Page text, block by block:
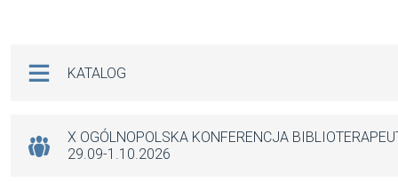
KATALOG
X OGÓLNOPOLSKA KONFERENCJA
29.09-1.10.2026